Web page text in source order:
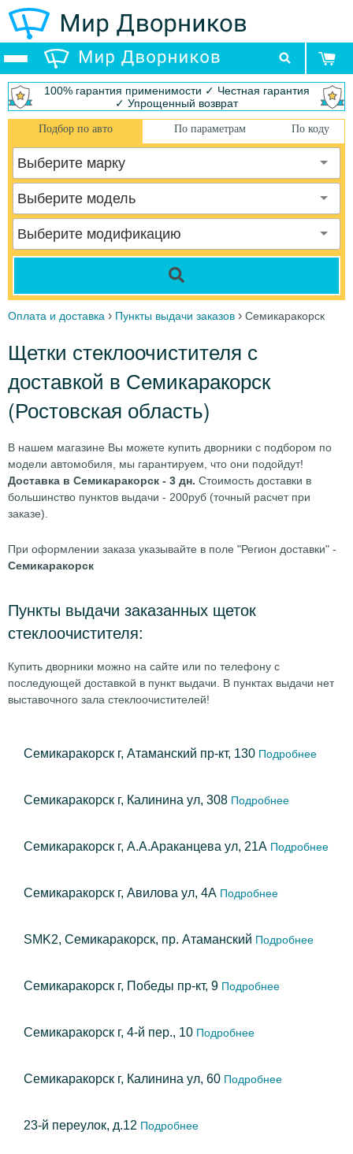
100% гарантия применимости ✓ Честная гарантия
✓ Упрощенный возврат
Подбор по авто По параметрам По коду
Выберите марку
Выберите модель
Выберите модификацию
Оплата и доставка › Пункты выдачи заказов › Семикаракорск
Щетки стеклоочистителя с
доставкой в Семикаракорск
(Ростовская область)
В нашем магазине Вы можете купить дворники с подбором по
модели автомобиля, мы гарантируем, что они подойдут!
Доставка в Семикаракорск - 3 дн. Стоимость доставки в
большинство пунктов выдачи - 200руб (точный расчет при
заказе).
При оформлении заказа указывайте в поле "Регион доставки" -
Семикаракорск
Пункты выдачи заказанных щеток
стеклоочистителя:
Купить дворники можно на сайте или по телефону с
последующей доставкой в пункт выдачи. В пунктах выдачи нет
выставочного зала стеклоочистителей!
Семикаракорск г, Атаманский пр-кт, 130 Подробнее
Семикаракорск г, Калинина ул, 308 Подробнее
Семикаракорск г, А.А.Араканцева ул, 21А Подробнее
Семикаракорск г, Авилова ул, 4А Подробнее
SMK2, Семикаракорск, пр. Атаманский Подробнее
Семикаракорск г, Победы пр-кт, 9 Подробнее
Семикаракорск г, 4-й пер., 10 Подробнее
Семикаракорск г, Калинина ул, 60 Подробнее
23-й переулок, д.12 Подробнее